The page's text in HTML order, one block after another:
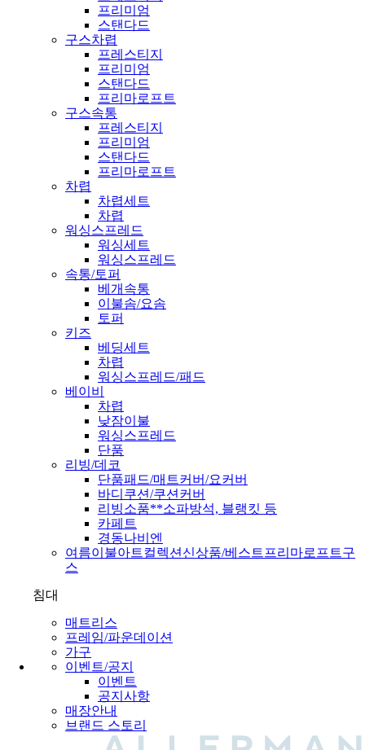
프리미엄
스탠다드
구스차렵
프레스티지
프리미엄
스탠다드
프리마로프트
구스속통
프레스티지
프리미엄
스탠다드
프리마로프트
차렵
차렵세트
차렵
워싱스프레드
워싱세트
워싱스프레드
속통/토퍼
베개속통
이불솜/요솜
토퍼
키즈
베딩세트
차렵
워싱스프레드/패드
베이비
차렵
낮잠이불
워싱스프레드
단품
리빙/데코
단품패드/매트커버/요커버
바디쿠션/쿠션커버
리빙소품**소파방석, 블랭킷 등
카페트
경동나비엔
여름이불아트컬렉션 신상품/베스트 프리마로프트구
스
침대
매트리스
프레임/파운데이션
가구
이벤트/공지
이벤트
공지사항
매장안내
브랜드 스토리